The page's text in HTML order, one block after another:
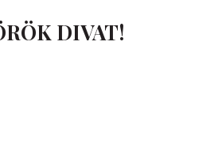
DIVAT!